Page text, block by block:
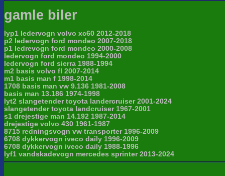
gamle biler
lyp1 ledervogn volvo xc60 2012-2018
p2 ledervogn ford mondeo 2007-2018
p1 ledrevogn ford mondeo 2000-2008
ledervogn ford mondeo 1994-2000
ledervogn ford sierra 1988-1994
m2 basis volvo fl 2007-2014
m1 basis man f 1998-2014
1708 basis man vw 9.136 1981-2008
basis man 13.186 1974-1998
lyt2 slangetender toyota landercruiser 2001-2024
slangetender toyota landcruiser 1967-2001
s1 drejestige man 14.192 1987-2014
drejestige volvo 430 1961-1987
8715 redningsvogn vw transporter 1996-2009
6708 dykkervogn iveco daily 1996-2009
6708 dykkervogn iveco daily 1988-1996
lyf1 vandskadevogn mercedes sprinter 2013-2024